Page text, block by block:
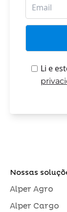
Li e
Nossas
Alper Agro
Alper Cargo